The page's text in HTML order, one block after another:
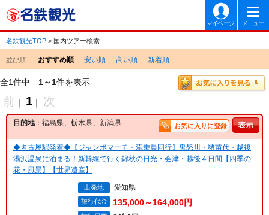
マイページ メニュー
名鉄観光TOP > 国内ツアー検索
並び順: おすすめ順 安い順 高い順 新着順
全1件中 1～1件を表示
前 ｜ 1 ｜ 次
目的地：福島県、栃木県、新潟県 お気に入りに登録
◆名古屋駅発着◆【ジャンボマーチ・添乗員同行】鬼怒川・猪苗代・越後
湯沢温泉に泊まる！新幹線で行く錦秋の日光・会津・越後４日間【四季の
花・風景】【世界遺産】
出発地 愛知県
旅行代金 135,000～164,000円